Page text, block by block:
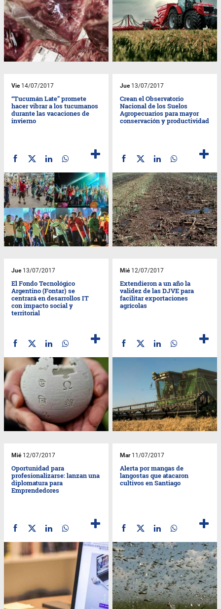
Vie14/07/2017
“Tucumán Late” promete
hacer vibrar a los tucumanos
durante las vacaciones de
invierno
Jue13/07/2017
Crean el Observatorio
Nacional de los Suelos
Agropecuarios para mayor
conservación y productividad
Jue13/07/2017
El Fondo Tecnológico
Argentino (Fontar) se
centrará en desarrollos IT
con impacto social y
territorial
Mié12/07/2017
Extendieron a un año la
validez de las DJVE para
facilitar exportaciones
agrícolas
Mié12/07/2017
Oportunidad para
profesionalizarse: lanzan una
diplomatura para
Emprendedores
Mar11/07/2017
Alerta por mangas de
langostas que atacaron
cultivos en Santiago